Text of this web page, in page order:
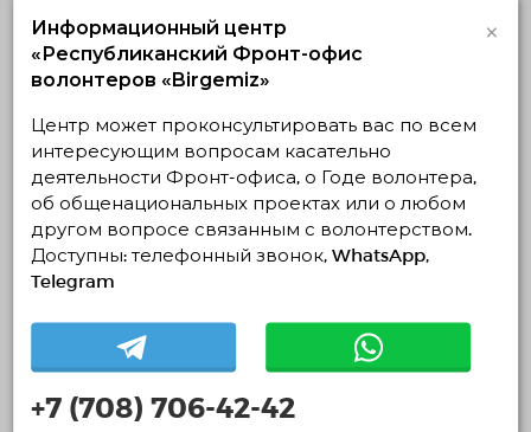
"Көктем шапағаты" акциясы
03.05.2023 — 03.05.2023, c 11:07 по 18:30
Карагандинская область, Жезказган
Ұлытау облысы қоғамдық даму басқармасының "Жастар
ресурстық орталығы"
Социальное волонтерство
03.05.2023 13:09 Завершено
Информационный центр
«Республиканский Фронт-офис
волонтеров «Birgemiz»
×
Центр может проконсультировать вас по всем
интересующим вопросам касательно
деятельности Фронт-офиса, о Годе волонтера,
об общенациональных проектах или о любом
другом вопросе связанным с волонтерством.
Доступны: телефонный звонок, WhatsApp,
Telegram
+7 (708) 706-42-42